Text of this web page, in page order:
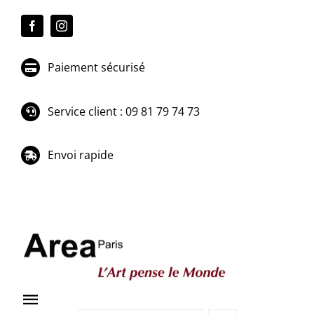
Paiement sécurisé
Service client : 09 81 79 74 73
Envoi rapide